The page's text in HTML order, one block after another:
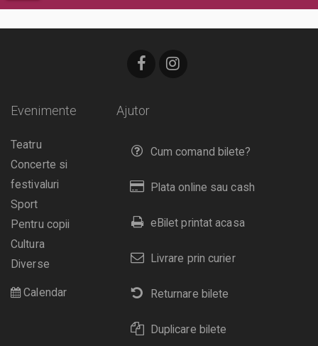
Ajutor
Cum comand bilete?
Plata online sau cash
eBilet printat acasa
Livrare prin curier
Returnare bilete
Duplicare bilete
Evenimente
Teatru
Concerte si
festivaluri
Sport
Pentru copii
Cultura
Diverse
Calendar